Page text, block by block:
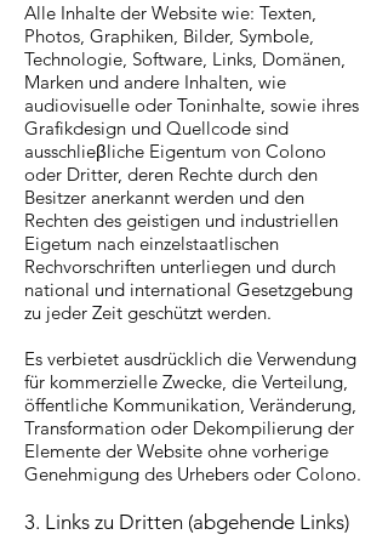
Alle Inhalte der Website wie: Texten,
Photos, Graphiken, Bilder, Symbole,
Technologie, Software, Links, Domänen,
Marken und andere Inhalten, wie
audiovisuelle oder Toninhalte, sowie ihres
Grafikdesign und Quellcode sind
ausschlieβliche Eigentum von Colono
oder Dritter, deren Rechte durch den
Besitzer anerkannt werden und den
Rechten des geistigen und industriellen
Eigetum nach einzelstaatlischen
Rechvorschriften unterliegen und durch
national und international Gesetzgebung
zu jeder Zeit geschützt werden.
Es verbietet ausdrücklich die Verwendung
für kommerzielle Zwecke, die Verteilung,
öffentliche Kommunikation, Veränderung,
Transformation oder Dekompilierung der
Elemente der Website ohne vorherige
Genehmigung des Urhebers oder Colono.
3. Links zu Dritten (abgehende Links)